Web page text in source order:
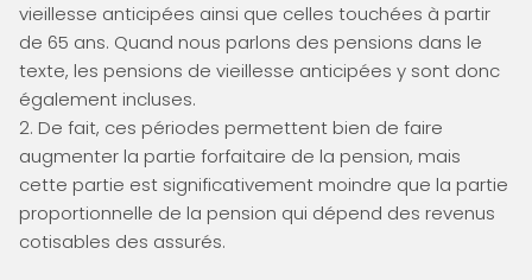
vieillesse anticipées ainsi que celles touchées à partir
de 65 ans. Quand nous parlons des pensions dans le
texte, les pensions de vieillesse anticipées y sont donc
également incluses.
2. De fait, ces périodes permettent bien de faire
augmenter la partie forfaitaire de la pension, mais
cette partie est significativement moindre que la partie
proportionnelle de la pension qui dépend des revenus
cotisables des assurés.